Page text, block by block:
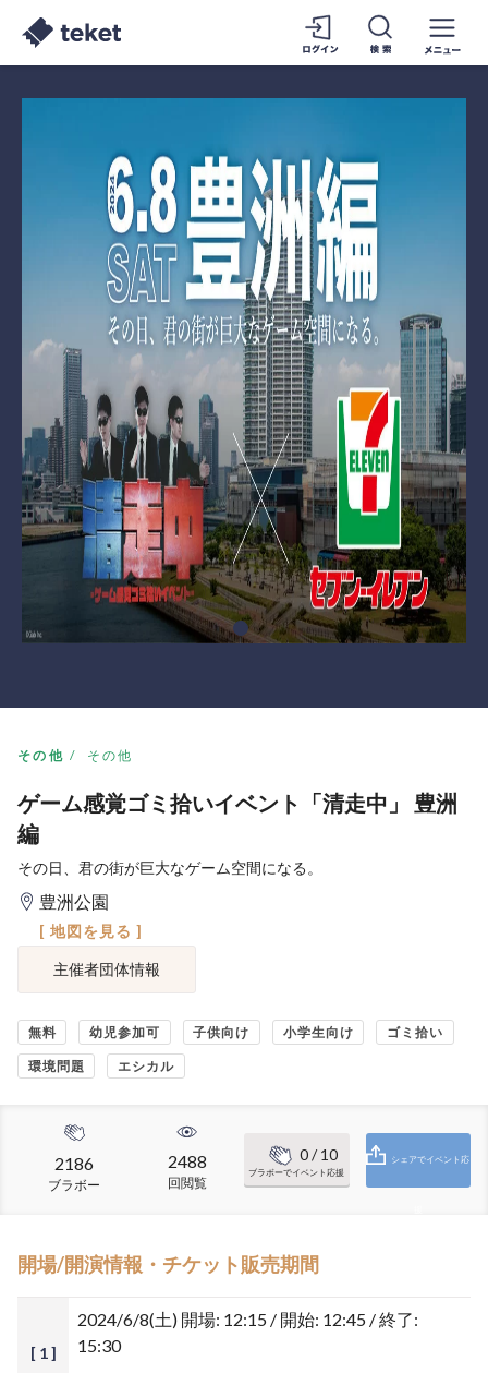
その他 その他
ゲーム感覚ゴミ拾いイベント「清走中」 豊洲
編
その日、君の街が巨大なゲーム空間になる。
豊洲公園
[ 地図を見る ]
主催者団体情報
無料 幼児参加可 子供向け 小学生向け ゴミ拾い
環境問題 エシカル
2186
ブラボー
2488
回閲覧
0/ 10
ブラボーでイベント応援
シェアでイベント応
開場/開演情報・チケット販売期間
[ 1 ]
2024/6/8(土) 開場: 12:15 / 開始: 12:45 / 終了:
15:30